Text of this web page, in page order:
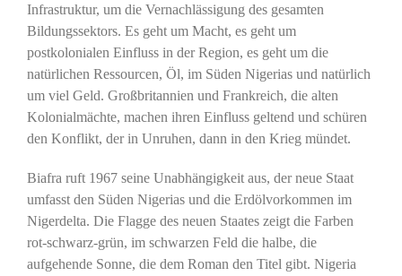
Infrastruktur, um die Vernachlässigung des gesamten
Bildungssektors. Es geht um Macht, es geht um
postkolonialen Einfluss in der Region, es geht um die
natürlichen Ressourcen, Öl, im Süden Nigerias und natürlich
um viel Geld. Großbritannien und Frankreich, die alten
Kolonialmächte, machen ihren Einfluss geltend und schüren
den Konflikt, der in Unruhen, dann in den Krieg mündet.
Biafra ruft 1967 seine Unabhängigkeit aus, der neue Staat
umfasst den Süden Nigerias und die Erdölvorkommen im
Nigerdelta. Die Flagge des neuen Staates zeigt die Farben
rot-schwarz-grün, im schwarzen Feld die halbe, die
aufgehende Sonne, die dem Roman den Titel gibt. Nigeria